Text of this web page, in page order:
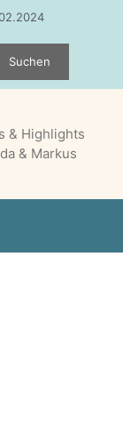
Suchen
& Highlights
& Markus